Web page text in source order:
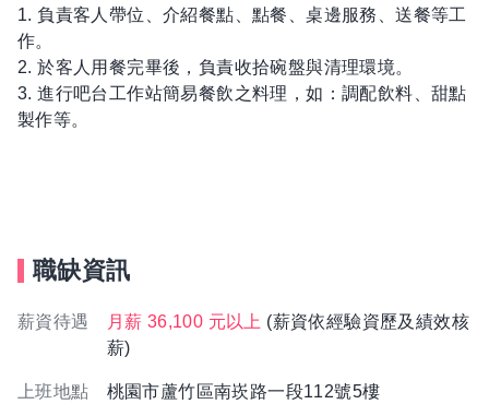
1. 負責客人帶位、介紹餐點、點餐、桌邊服務、送餐等工
作。
2. 於客人用餐完畢後，負責收拾碗盤與清理環境。
3. 進行吧台工作站簡易餐飲之料理，如：調配飲料、甜點
製作等。
職缺資訊
薪資待遇 月薪 36,100 元以上 (薪資依經驗資歷及績效核
薪)
上班地點 桃園市蘆竹區南崁路一段112號5樓